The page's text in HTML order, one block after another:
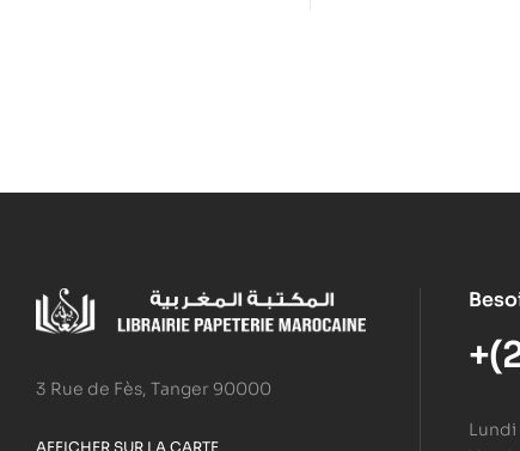
3 Rue de Fès, Tanger 90000
AFFICHER SUR LA CARTE
Lundi